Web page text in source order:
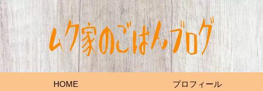
HOME プロフィール